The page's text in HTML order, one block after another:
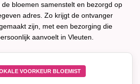
bloemen samenstelt en bezorgd op
adres. Zo krijgt de ontvanger
zijn, met een bezorging die
aanvoelt in Vleuten.
VOORKEUR BLOEMIST